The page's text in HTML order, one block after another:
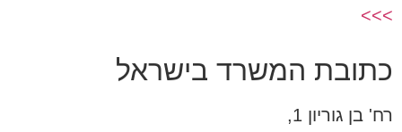
>>>
כתובת המשרד בישראל
רח' בן גוריון 1,